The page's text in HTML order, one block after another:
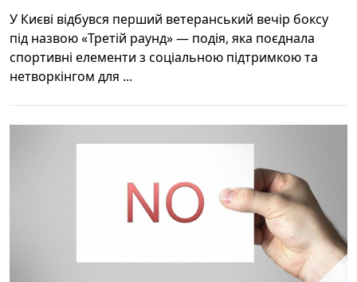
У Києві відбувся перший ветеранський вечір боксу
під назвою «Третій раунд» — подія, яка поєднала
спортивні елементи з соціальною підтримкою та
нетворкінгом для ...